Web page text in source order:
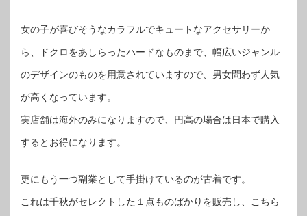
女の子が喜びそうなカラフルでキュートなアクセサリーか
ら、ドクロをあしらったハードなものまで、幅広いジャンル
のデザインのものを用意されていますので、男女問わず人気
が高くなっています。
実店舗は海外のみになりますので、円高の場合は日本で購入
するとお得になります。
更にもう一つ副業として手掛けているのが古着です。
これは千秋がセレクトした１点ものばかりを販売し、こちら